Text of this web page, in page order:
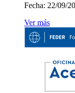
Fecha: 22/09/
Ver más